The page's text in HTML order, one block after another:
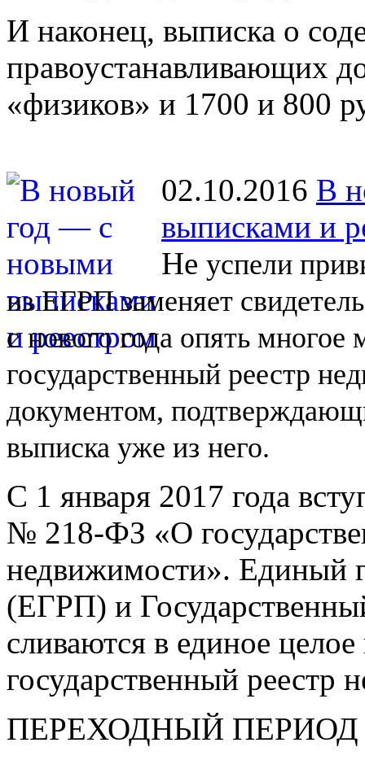
И наконец, выписка о
правоустанавливающих
«физиков» и 1700 и 800
02.10.2016 В
выписками и
Не успели
из ЕГРП заменяет
с нового года опять
государственный реестр
документом,
выписка уже из него.
С 1 января 2017 года
№ 218-ФЗ «О
недвижимости». Единый
(ЕГРП) и
сливаются в единое
государственный
ПЕРЕХОДНЫЙ ПЕРИОД